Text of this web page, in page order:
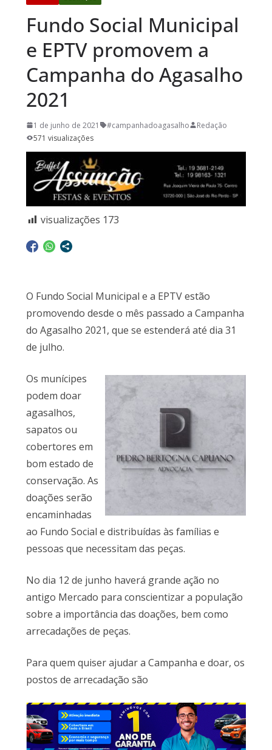
Fundo Social Municipal
e EPTV promovem a
Campanha do Agasalho
2021
1 de junho de 2021 #campanhadoagasalho
Redação
571 visualizações
visualizações 173
O Fundo Social Municipal e a EPTV estão
promovendo desde o mês passado a Campanha
do Agasalho 2021, que se estenderá até dia 31
de julho.
Os munícipes
podem doar
agasalhos,
sapatos ou
cobertores em
bom estado de
conservação. As
doações serão
encaminhadas
ao Fundo Social e distribuídas às famílias e
pessoas que necessitam das peças.
No dia 12 de junho haverá grande ação no
antigo Mercado para conscientizar a população
sobre a importância das doações, bem como
arrecadações de peças.
Para quem quiser ajudar a Campanha e doar, os
postos de arrecadação são